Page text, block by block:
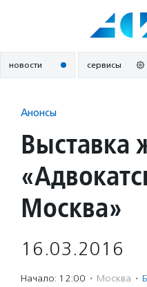
новости сервисы
Анонсы
Выставка
Москва»
16.03.2016
Начало: 12:00 · Москва ·